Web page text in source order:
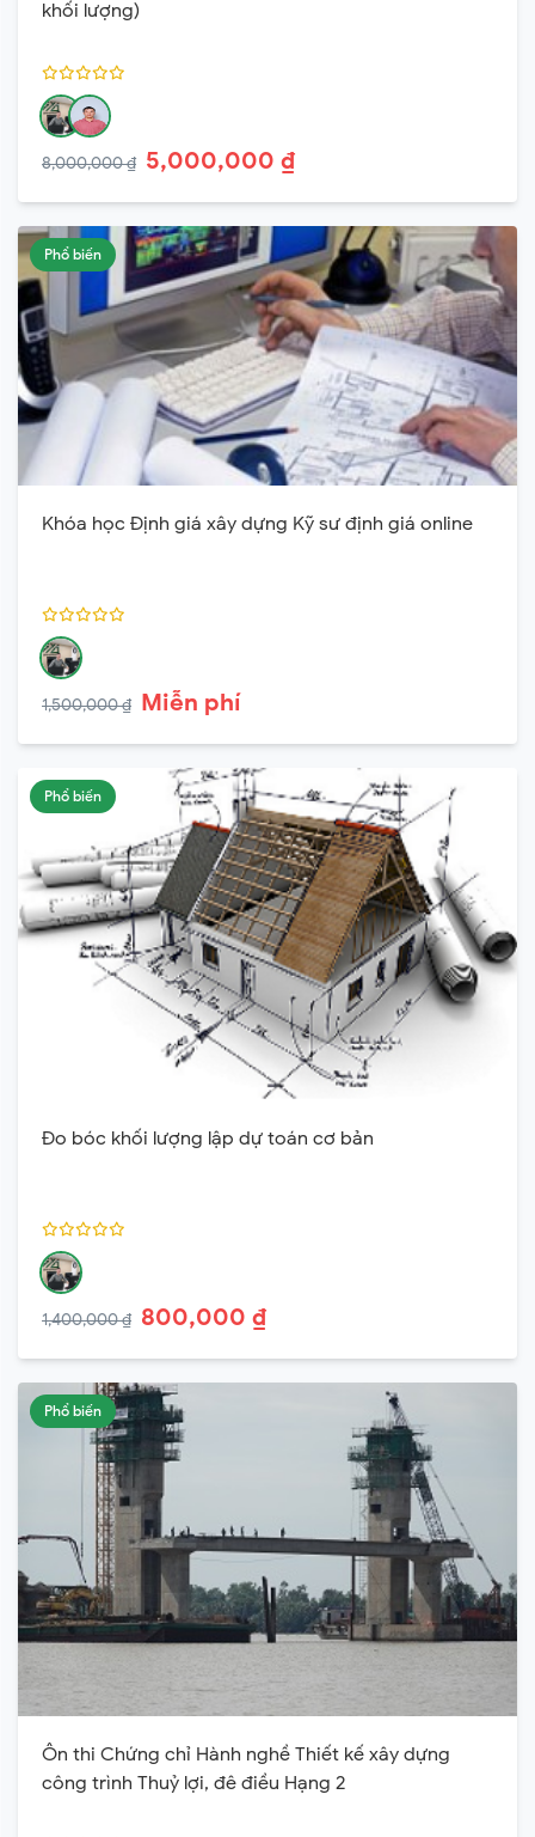
khối lượng)
8,000,000 ₫ 5,000,000 ₫
Phổ biến
Khóa học Định giá xây dựng Kỹ sư định giá online
1,500,000 ₫ Miễn phí
Phổ biến
Đo bóc khối lượng lập dự toán cơ bản
1,400,000 ₫ 800,000 ₫
Phổ biến
Ôn thi Chứng chỉ Hành nghề Thiết kế xây dựng
công trình Thuỷ lợi, đê điều Hạng 2